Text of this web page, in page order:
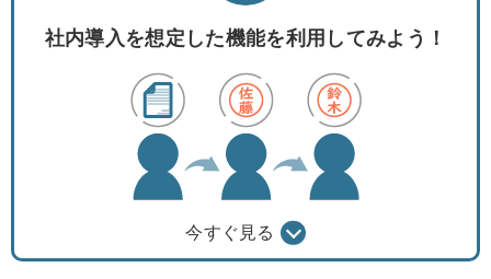
社内導入を想定した機能を利用してみよう！
今すぐ見る